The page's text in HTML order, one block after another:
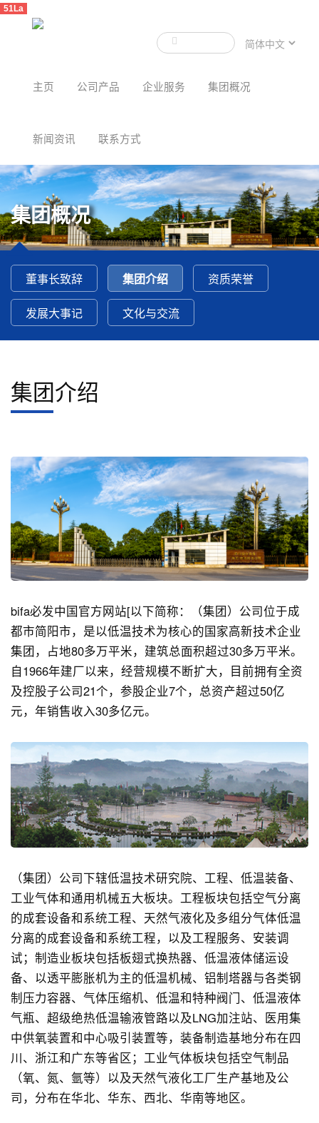
51La
主页 公司产品 企业服务 集团概况
新闻资讯 联系方式
集团概况
董事长致辞 集团介绍 资质荣誉
发展大事记 文化与交流
集团介绍
bifa必发中国官方网站[以下简称：（集团）公司位于成
都市简阳市，是以低温技术为核心的国家高新技术企业
集团，占地80多万平米，建筑总面积超过30多万平米。
自1966年建厂以来，经营规模不断扩大，目前拥有全资
及控股子公司21个，参股企业7个，总资产超过50亿
元，年销售收入30多亿元。
（集团）公司下辖低温技术研究院、工程、低温装备、
工业气体和通用机械五大板块。工程板块包括空气分离
的成套设备和系统工程、天然气液化及多组分气体低温
分离的成套设备和系统工程，以及工程服务、安装调
试；制造业板块包括板翅式换热器、低温液体储运设
备、以透平膨胀机为主的低温机械、铝制塔器与各类钢
制压力容器、气体压缩机、低温和特种阀门、低温液体
气瓶、超级绝热低温输液管路以及LNG加注站、医用集
中供氧装置和中心吸引装置等，装备制造基地分布在四
川、浙江和广东等省区；工业气体板块包括空气制品
（氧、氮、氩等）以及天然气液化工厂生产基地及公
司，分布在华北、华东、西北、华南等地区。